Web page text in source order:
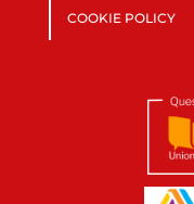
COOKIE POLICY